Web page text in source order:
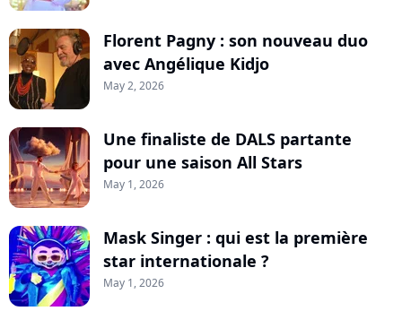
Florent Pagny : son nouveau duo
avec Angélique Kidjo
May 2, 2026
Une finaliste de DALS partante
pour une saison All Stars
May 1, 2026
Mask Singer : qui est la première
star internationale ?
May 1, 2026